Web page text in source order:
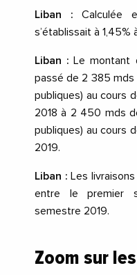
Liban :Calculée
s’établissait à 1,45%
Liban : Le montant
passé de 2 385 mds
publiques) au cours
2018 à 2 450 mds
publiques) au cours
2019.
Liban : Les
entre le premier
semestre 2019.
Zoom sur